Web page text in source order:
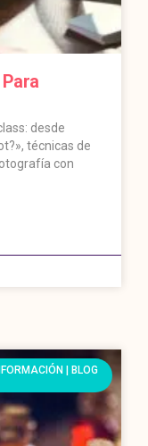
desde
técnicas de
con
| BLOG